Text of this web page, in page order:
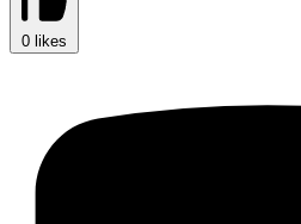
0 likes